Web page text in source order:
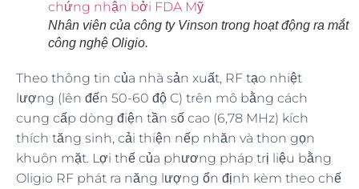
Nhân viên của công ty Vinson trong hoạt động ra mắt
công nghệ Oligio.
Theo thông tin của nhà sản xuất, RF tạo nhiệt
lượng (lên đến 50-60 độ C) trên mô bằng cách
cung cấp dòng điện tần số cao (6,78 MHz) kích
thích tăng sinh, cải thiện nếp nhăn và thon gọn
khuôn mặt. Lợi thế của phương pháp trị liệu bằng
Oligio RF phát ra năng lượng ổn định kèm theo chế